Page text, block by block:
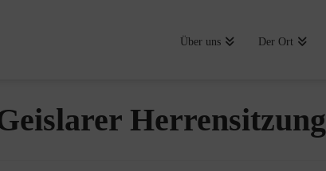
Über uns Der Ort
Herrensitzung